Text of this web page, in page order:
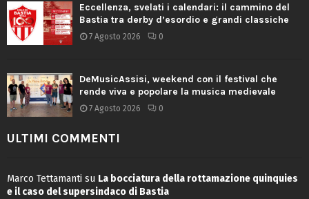
Eccellenza, svelati i calendari: il cammino del
Bastia tra derby d’esordio e grandi classiche
7 Agosto 2026 0
DeMusicAssisi, weekend con il festival che
rende viva e popolare la musica medievale
7 Agosto 2026 0
ULTIMI COMMENTI
Marco Tettamanti su La bocciatura della rottamazione quinquies
e il caso del supersindaco di Bastia